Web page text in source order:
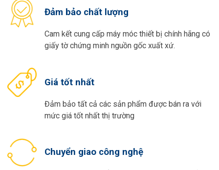
Đảm bảo chất lượng
Cam kết cung cấp máy móc thiết bị chính hãng có
giấy tờ chứng minh nguồn gốc xuất xứ.
Giá tốt nhất
Đảm bảo tất cả các sản phẩm được bán ra với
mức giá tốt nhất thị trường
Chuyển giao công nghệ